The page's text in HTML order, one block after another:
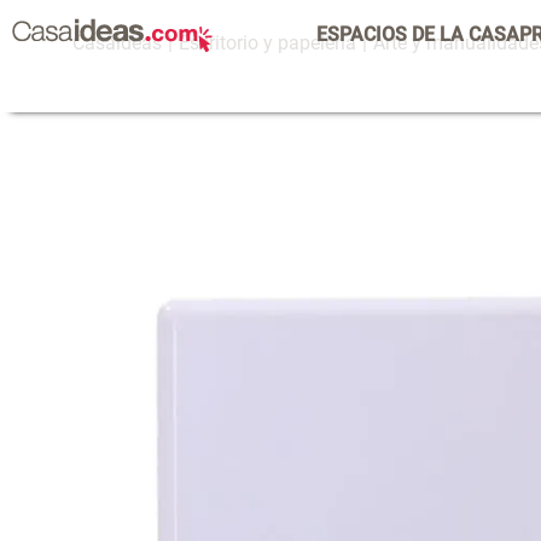
ESPACIOS DE LA CASA
Escritorio y papelería Arte y